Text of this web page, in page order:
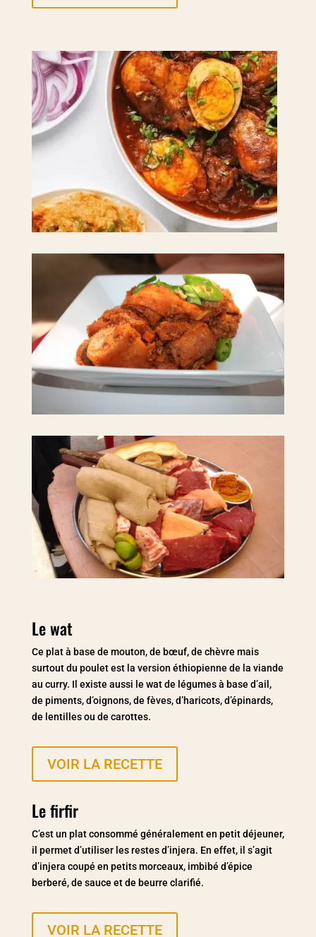
Le wat
Ce plat à base de mouton, de bœuf, de chèvre mais
surtout du poulet est la version éthiopienne de la viande
au curry. Il existe aussi le wat de légumes à base d’ail,
de piments, d’oignons, de fèves, d’haricots, d’épinards,
de lentilles ou de carottes.
VOIR LA RECETTE
Le firfir
C’est un plat consommé généralement en petit déjeuner,
il permet d’utiliser les restes d’injera. En effet, il s’agit
d’injera coupé en petits morceaux, imbibé d’épice
berberé, de sauce et de beurre clarifié.
VOIR LA RECETTE